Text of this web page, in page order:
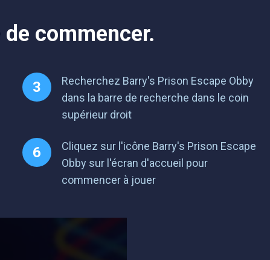
commencer.
Recherchez Barry's Prison Escape Obby
dans la barre de recherche dans le coin
supérieur droit
Cliquez sur l'icône Barry's Prison Escape
Obby sur l'écran d'accueil pour
commencer à jouer